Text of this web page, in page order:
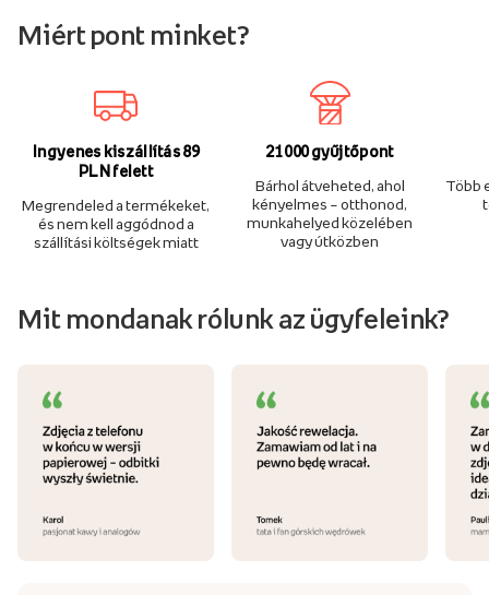
Miért pont minket?
Ingyenes kiszállítás 89
PLN felett
Megrendeled a termékeket,
és nem kell aggódnod a
szállítási költségek miatt
21 000 gyűjtőpont
Bárhol átveheted, ahol
kényelmes – otthonod,
munkahelyed közelében
vagy útközben
Több
Mit mondanak rólunk az ügyfeleink?